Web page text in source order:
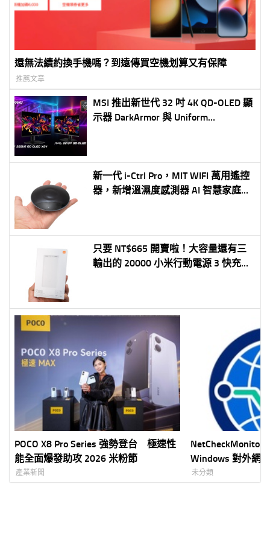
還無法續約換手機嗎？到遠傳買空機划算又有保障
推薦文章
MSI 推出新世代 32 吋 4K QD-OLED 顯
示器 DarkArmor 與 Uniform
新一代 i-Ctrl Pro，MIT WIFI 萬用遙控
器，新增溫濕度感測器 AI 智慧家庭生
只要 NT$665 開賣啦！大容量還有三
輸出的 20000 小米行動電源 3 快充版
POCO X8 Pro Series 強勢登台 極速性
能全面爆發助攻 2026 米粉節
產業新聞
NetCheckMonitor
Windows 對外網
式，斷線紀錄、
未分類